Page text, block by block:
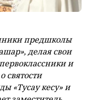
предшколы
делая свои
и
святости
«Тусау кесу» и